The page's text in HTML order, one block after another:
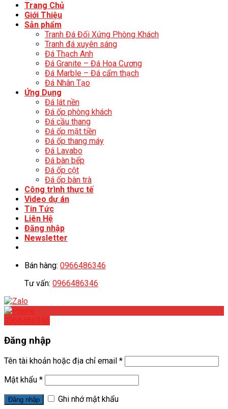
Trang Chủ
Giới Thiệu
Sản phẩm
Tranh Đá Đối Xứng Phòng Khách
Tranh đá xuyên sáng
Đá Thạch Anh
Đá Granite – Đá Hoa Cương
Đá Marble – Đá cẩm thạch
Đá Nhân Tạo
Ứng Dụng
Đá lát nền
Đá ốp phòng khách
Đá cầu thang
Đá ốp mặt tiền
Đá ốp thang máy
Đá Lavabo
Đá bàn bếp
Đá ốp cột
Đá ốp bàn trà
Công trình thực tế
Video dự án
Tin Tức
Liên Hệ
Đăng nhập
Newsletter
Bán hàng: 0966486346
Tư vấn: 0966486346
0966486346
Đăng nhập
Tên tài khoản hoặc địa chỉ email *
Mật khẩu *
Đăng nhập Ghi nhớ mật khẩu